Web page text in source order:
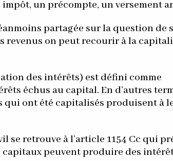
un précompte, un versement
partagée sur la question de
revenus on peut recourir à la
des intérêts) est défini comme
échus au capital. En d’autres
qui ont été capitalisés produisent à
se retrouve à l’article 1154 Cc qui
capitaux peuvent produire des